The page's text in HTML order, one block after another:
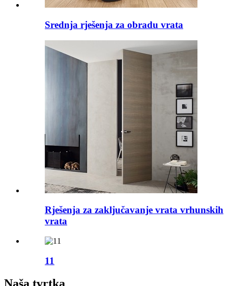
Srednja rješenja za obradu vrata
Rješenja za zaključavanje vrata vrhunskih
vrata
11
Naša tvrtka